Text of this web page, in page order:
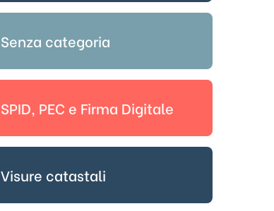
Senza categoria
SPID, PEC e Firma Digitale
Visure catastali